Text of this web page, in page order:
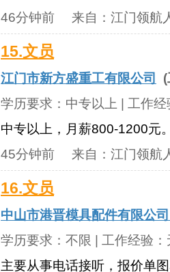
46分钟前 来自： 江门领航
15.文员
江门市新方盛重工有限公司
学历要求： 中专以上 | 工作
中专以上，月薪800-1200元
45分钟前 来自： 江门领航
16.文员
中山市港晋模具配件有限公
学历要求： 不限 | 工作经验：
主要从事电话接听，报价单